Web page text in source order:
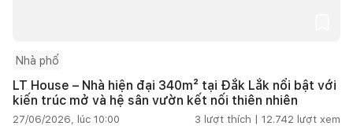
Nhà phố
LT House – Nhà hiện đại 340m² tại Đắk Lắk nổi bật với
kiến trúc mở và hệ sân vườn kết nối thiên nhiên
27/06/2026, lúc 10:00 3 lượt thích | 12.742 lượt xem